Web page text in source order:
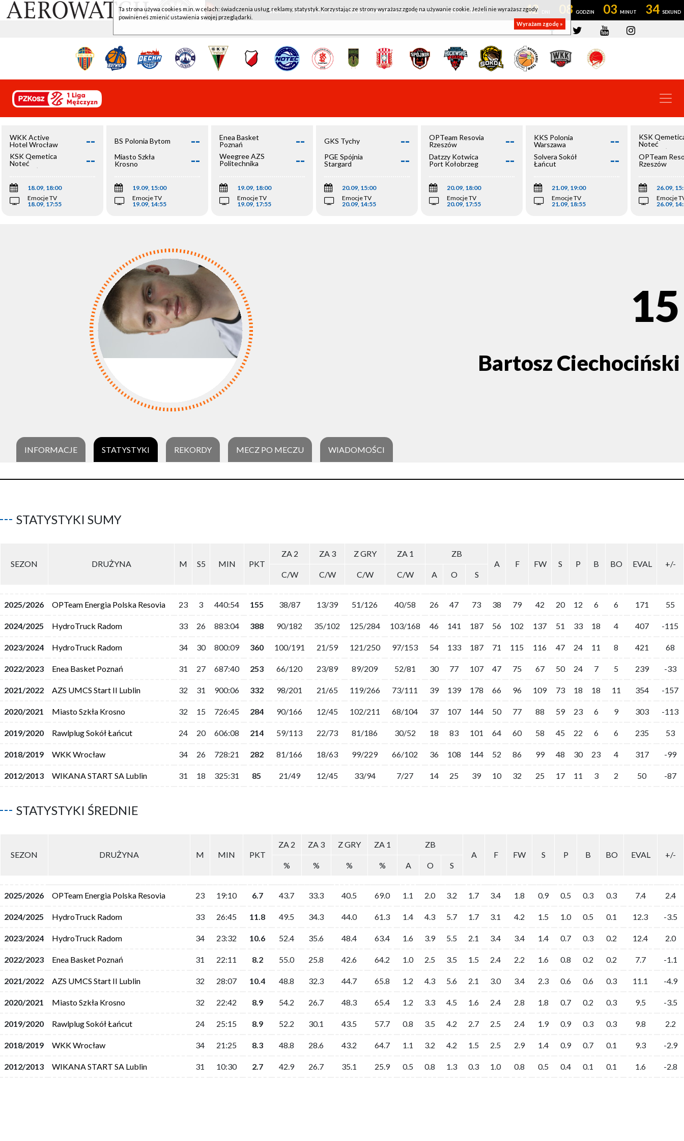
WKK ACTIVE HOTEL WROCŁAW - KSK QEMETICA NOTEĆ INOWROCŁAW 42 08 03 33
WKK Active
Hotel Wrocław
--
KSK Qemetica
Noteć
Inowrocław
--
18.09, 18:00
Emocje TV
18.09, 17:55
BS Polonia Bytom --
Miasto Szkła
Krosno
--
19.09, 15:00
Emocje TV
19.09, 14:55
Enea Basket
Poznań
--
Weegree AZS
Politechnika
--
19.09, 18:00
Emocje TV
19.09, 17:55
GKS Tychy --
PGE Spójnia
Stargard
--
20.09, 15:00
Emocje TV
20.09, 14:55
OPTeam Resovia
Rzeszów
--
Datzzy Kotwica
Port Kołobrzeg
--
20.09, 18:00
Emocje TV
20.09, 17:55
KKS Polonia
Warszawa
--
Solvera Sokół
Łańcut
--
21.09, 19:00
Emocje TV
21.09, 18:55
KSK
Noteć
Inowrocław
OPTeam
Rzeszów
26.09,
Emocje
26.09,
15
Bartosz Ciechociński
INFORMACJE STATYSTYKI REKORDY MECZ PO MECZU WIADOMOŚCI
STATYSTYKI SUMY
SEZON DRUŻYNA M S5 MIN PKT
ZA 2 ZA 3 Z GRY ZA 1
ZB
A
F FW S P B BO EVAL
+/-
C/W
C/W C/W C/W A O S
2025/2026 OPTeam Energia Polska Resovia 23 3 440:54 155 38/87 13/39 51/126 40/58 26 47 73 38 79 42 20 12 6 6 171 55
2024/2025 HydroTruck Radom 33 26 883:04 388 90/182 35/102 125/284 103/168 46 141 187 56 102 137 51 33 18 4 407 -115
2023/2024 HydroTruck Radom 34 30 800:09 360 100/191 21/59 121/250 97/153 54 133 187 71 115 116 47 24 11 8 421 68
2022/2023 Enea Basket Poznań 31 27 687:40 253 66/120 23/89 89/209 52/81 30 77 107 47 75 67 50 24 7 5 239 -33
2021/2022 AZS UMCS Start II Lublin 32 31 900:06 332 98/201 21/65 119/266 73/111 39 139 178 66 96 109 73 18 18 11 354 -157
2020/2021 Miasto Szkła Krosno 32 15 726:45 284 90/166 12/45 102/211 68/104 37 107 144 50 77 88 59 23 6 9 303 -113
2019/2020 Rawlplug Sokół Łańcut 24 20 606:08 214 59/113 22/73 81/186 30/52 18 83 101 64 60 58 45 22 6 6 235 53
2018/2019 WKK Wrocław 34 26 728:21 282 81/166 18/63 99/229 66/102 36 108 144 52 86 99 48 30 23 4 317 -99
2012/2013 WIKANA START SA Lublin 31 18 325:31 85 21/49 12/45 33/94 7/27 14 25 39 10 32 25 17 11 3 2 50 -87
STATYSTYKI ŚREDNIE
SEZON DRUŻYNA M MIN PKT
ZA 2 ZA 3 Z GRY ZA 1
ZB
A
F FW S P B BO EVAL
+/-
%
% % % A O S
2025/2026 OPTeam Energia Polska Resovia 23 19:10 6.7 43.7 33.3 40.5 69.0 1.1 2.0 3.2 1.7 3.4 1.8 0.9 0.5 0.3 0.3 7.4 2.4
2024/2025 HydroTruck Radom 33 26:45 11.8 49.5 34.3 44.0 61.3 1.4 4.3 5.7 1.7 3.1 4.2 1.5 1.0 0.5 0.1 12.3 -3.5
2023/2024 HydroTruck Radom 34 23:32 10.6 52.4 35.6 48.4 63.4 1.6 3.9 5.5 2.1 3.4 3.4 1.4 0.7 0.3 0.2 12.4 2.0
2022/2023 Enea Basket Poznań 31 22:11 8.2 55.0 25.8 42.6 64.2 1.0 2.5 3.5 1.5 2.4 2.2 1.6 0.8 0.2 0.2 7.7 -1.1
2021/2022 AZS UMCS Start II Lublin 32 28:07 10.4 48.8 32.3 44.7 65.8 1.2 4.3 5.6 2.1 3.0 3.4 2.3 0.6 0.6 0.3 11.1 -4.9
2020/2021 Miasto Szkła Krosno 32 22:42 8.9 54.2 26.7 48.3 65.4 1.2 3.3 4.5 1.6 2.4 2.8 1.8 0.7 0.2 0.3 9.5 -3.5
2019/2020 Rawlplug Sokół Łańcut 24 25:15 8.9 52.2 30.1 43.5 57.7 0.8 3.5 4.2 2.7 2.5 2.4 1.9 0.9 0.3 0.3 9.8 2.2
2018/2019 WKK Wrocław 34 21:25 8.3 48.8 28.6 43.2 64.7 1.1 3.2 4.2 1.5 2.5 2.9 1.4 0.9 0.7 0.1 9.3 -2.9
2012/2013 WIKANA START SA Lublin 31 10:30 2.7 42.9 26.7 35.1 25.9 0.5 0.8 1.3 0.3 1.0 0.8 0.5 0.4 0.1 0.1 1.6 -2.8
Ta strona używa cookies m.in. w celach: świadczenia usług, reklamy, statystyk. Korzystając ze strony wyrażasz zgodę na używanie cookie. Jeżeli nie wyrażasz zgody
powinieneś zmienić ustawienia swojej przeglądarki.
Wyrażam zgodę »